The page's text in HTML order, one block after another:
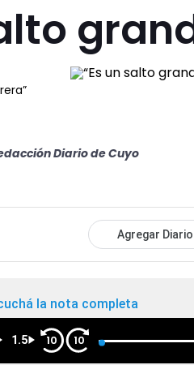
Diario de Cuyo
Agregar
la nota completa
1.5 10 10